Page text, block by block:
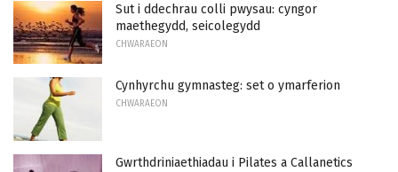
Sut i ddechrau colli pwysau: cyngor
maethegydd, seicolegydd
CHWARAEON
Cynhyrchu gymnasteg: set o ymarferion
CHWARAEON
Gwrthdriniaethiadau i Pilates a Callanetics